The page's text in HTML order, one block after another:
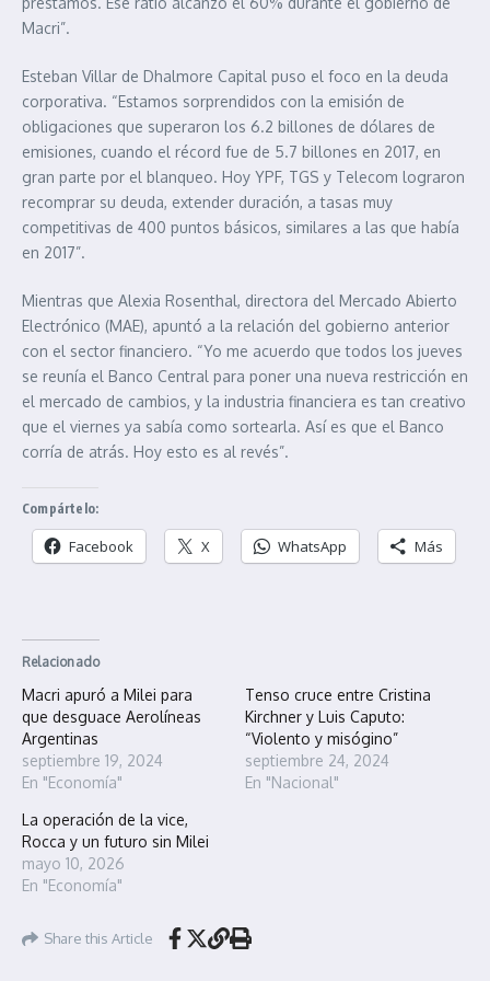
Macri”.
Esteban Villar de Dhalmore Capital puso el foco en la deuda
corporativa. “Estamos sorprendidos con la emisión de
obligaciones que superaron los 6.2 billones de dólares de
emisiones, cuando el récord fue de 5.7 billones en 2017, en
gran parte por el blanqueo. Hoy YPF, TGS y Telecom lograron
recomprar su deuda, extender duración, a tasas muy
competitivas de 400 puntos básicos, similares a las que había
en 2017”.
Mientras que Alexia Rosenthal, directora del Mercado Abierto
Electrónico (MAE), apuntó a la relación del gobierno anterior
con el sector financiero. “Yo me acuerdo que todos los jueves
se reunía el Banco Central para poner una nueva restricción en
el mercado de cambios, y la industria financiera es tan creativo
que el viernes ya sabía como sortearla. Así es que el Banco
corría de atrás. Hoy esto es al revés”.
Compártelo:
Facebook X WhatsApp Más
Relacionado
Macri apuró a Milei para
que desguace Aerolíneas
Argentinas
septiembre 19, 2024
En "Economía"
Tenso cruce entre Cristina
Kirchner y Luis Caputo:
“Violento y misógino”
septiembre 24, 2024
En "Nacional"
La operación de la vice,
Rocca y un futuro sin Milei
mayo 10, 2026
En "Economía"
Share this Article